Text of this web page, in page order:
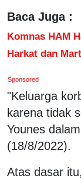
Baca Juga :
Komnas HAM
Harkat dan
Sponsored
"Keluarga
karena tidak
Younes
(18/8/2022).
Atas dasar